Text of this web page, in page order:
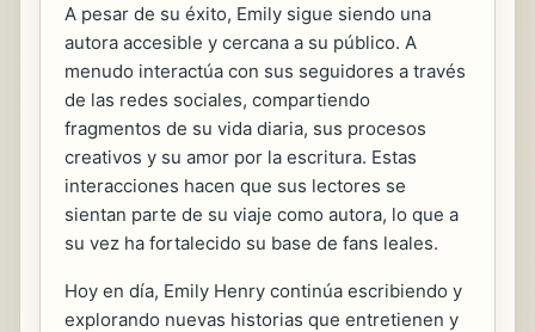
A pesar de su éxito, Emily sigue siendo una
autora accesible y cercana a su público. A
menudo interactúa con sus seguidores a través
de las redes sociales, compartiendo
fragmentos de su vida diaria, sus procesos
creativos y su amor por la escritura. Estas
interacciones hacen que sus lectores se
sientan parte de su viaje como autora, lo que a
su vez ha fortalecido su base de fans leales.
Hoy en día, Emily Henry continúa escribiendo y
explorando nuevas historias que entretienen y